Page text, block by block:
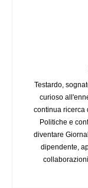
Testardo,
curioso
continua ricerca
Politiche e
diventare
dipendente,